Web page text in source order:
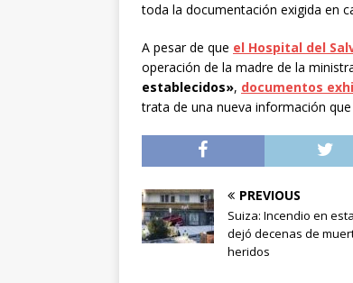
toda la documentación exigida en
A pesar de que el Hospital del
operación de la madre de la
establecidos», documentos
trata de una nueva información
PREVIOUS
Suiza: Incendio en
dejó decenas de
heridos